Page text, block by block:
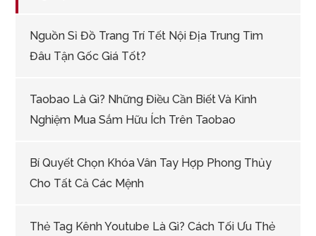
Nguồn Sỉ Đồ Trang Trí Tết Nội Địa Trung Tìm
Đâu Tận Gốc Giá Tốt?
Taobao Là Gì? Những Điều Cần Biết Và Kinh
Nghiệm Mua Sắm Hữu Ích Trên Taobao
Bí Quyết Chọn Khóa Vân Tay Hợp Phong Thủy
Cho Tất Cả Các Mệnh
Thẻ Tag Kênh Youtube Là Gì? Cách Tối Ưu Thẻ